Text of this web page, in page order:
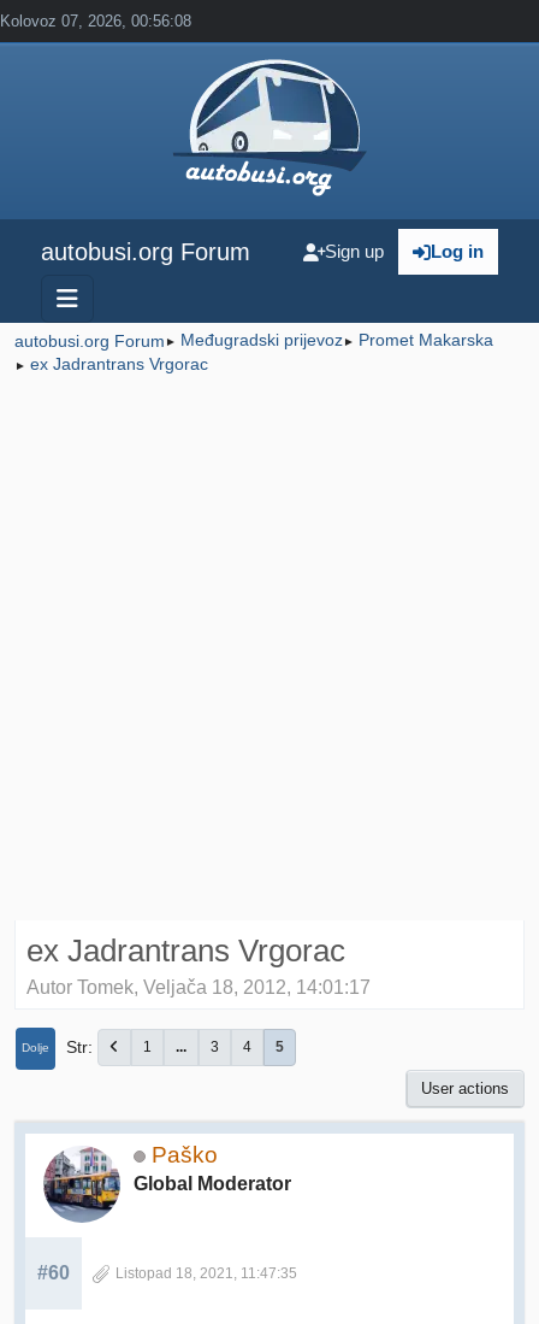
Kolovoz 07, 2026, 00:56:08
autobusi.org Forum Log in
Sign up
autobusi.org Forum ► Međugradski prijevoz► Promet Makarska
► ex Jadrantrans Vrgorac
ex Jadrantrans Vrgorac
Autor Tomek, Veljača 18, 2012, 14:01:17
Dolje Str 1 ... 3 4 5
User actions
Paško
Global Moderator
#60 Listopad 18, 2021, 11:47:35